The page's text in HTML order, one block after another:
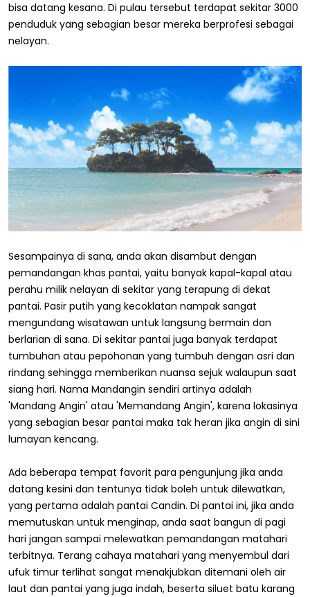
bisa datang kesana. Di pulau tersebut terdapat sekitar 3000
penduduk yang sebagian besar mereka berprofesi sebagai
nelayan.
Sesampainya di sana, anda akan disambut dengan
pemandangan khas pantai, yaitu banyak kapal-kapal atau
perahu milik nelayan di sekitar yang terapung di dekat
pantai. Pasir putih yang kecoklatan nampak sangat
mengundang wisatawan untuk langsung bermain dan
berlarian di sana. Di sekitar pantai juga banyak terdapat
tumbuhan atau pepohonan yang tumbuh dengan asri dan
rindang sehingga memberikan nuansa sejuk walaupun saat
siang hari. Nama Mandangin sendiri artinya adalah
'Mandang Angin' atau 'Memandang Angin', karena lokasinya
yang sebagian besar pantai maka tak heran jika angin di sini
lumayan kencang.
Ada beberapa tempat favorit para pengunjung jika anda
datang kesini dan tentunya tidak boleh untuk dilewatkan,
yang pertama adalah pantai Candin. Di pantai ini, jika anda
memutuskan untuk menginap, anda saat bangun di pagi
hari jangan sampai melewatkan pemandangan matahari
terbitnya. Terang cahaya matahari yang menyembul dari
ufuk timur terlihat sangat menakjubkan ditemani oleh air
laut dan pantai yang juga indah, beserta siluet batu karang